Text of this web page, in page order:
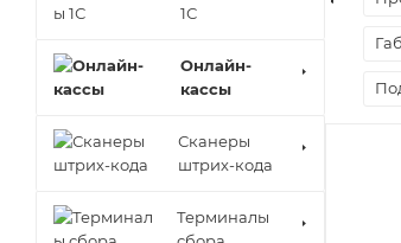
1С
Онлайн-
кассы
Сканеры
штрих-кода
Терминалы